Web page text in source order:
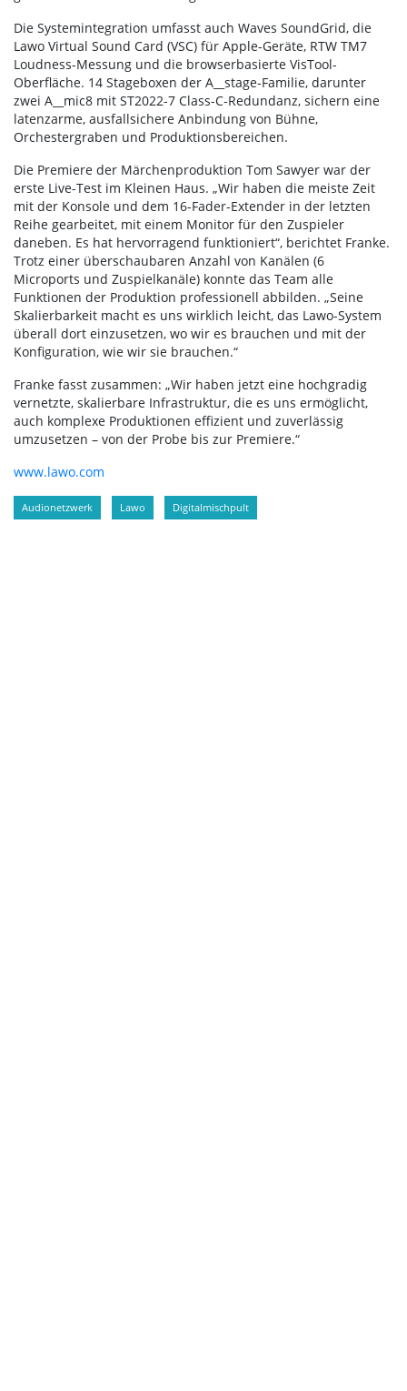
Die Systemintegration umfasst auch Waves SoundGrid, die
Lawo Virtual Sound Card (VSC) für Apple-Geräte, RTW TM7
Loudness-Messung und die browserbasierte VisTool-
Oberfläche. 14 Stageboxen der A__stage-Familie, darunter
zwei A__mic8 mit ST2022-7 Class-C-Redundanz, sichern eine
latenzarme, ausfallsichere Anbindung von Bühne,
Orchestergraben und Produktionsbereichen.
Die Premiere der Märchenproduktion Tom Sawyer war der
erste Live-Test im Kleinen Haus. „Wir haben die meiste Zeit
mit der Konsole und dem 16-Fader-Extender in der letzten
Reihe gearbeitet, mit einem Monitor für den Zuspieler
daneben. Es hat hervorragend funktioniert“, berichtet Franke.
Trotz einer überschaubaren Anzahl von Kanälen (6
Microports und Zuspielkanäle) konnte das Team alle
Funktionen der Produktion professionell abbilden. „Seine
Skalierbarkeit macht es uns wirklich leicht, das Lawo-System
überall dort einzusetzen, wo wir es brauchen und mit der
Konfiguration, wie wir sie brauchen.“
Franke fasst zusammen: „Wir haben jetzt eine hochgradig
vernetzte, skalierbare Infrastruktur, die es uns ermöglicht,
auch komplexe Produktionen effizient und zuverlässig
umzusetzen – von der Probe bis zur Premiere.“
www.lawo.com
Audionetzwerk Lawo Digitalmischpult